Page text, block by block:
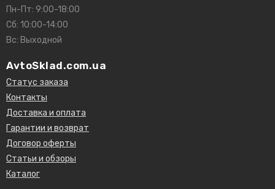
Пн-Пт: 9:00-18:00
Сб: 10:00-14:00
Вс: Выходной
AvtoSklad.com.ua
Статус заказа
Контакты
Доставка и оплата
Гарантии и возврат
Договор оферты
Статьи и обзоры
Каталог